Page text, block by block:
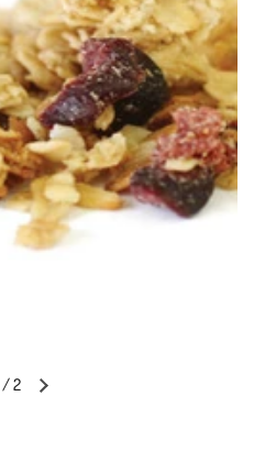
/2